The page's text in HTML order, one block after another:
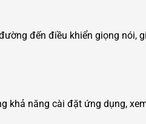
đến điều khiển giọng nói,
khả năng cài đặt ứng dụng,